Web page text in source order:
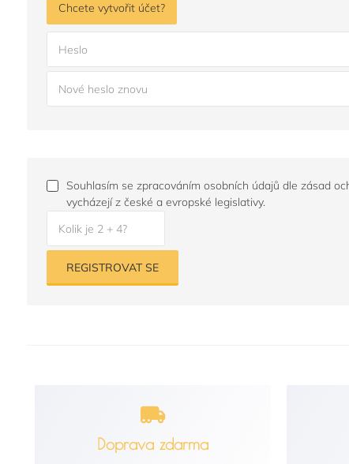
Chcete vytvořit účet?
Heslo
Nové heslo znovu
Souhlasím se zpracováním osobních údajů dle zásad
vycházejí z české a evropské legislativy.
Kolik je 2 + 4?
REGISTROVAT SE
Doprava zdarma